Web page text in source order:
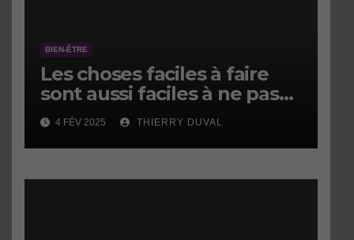
BIEN-ÊTRE
Les choses faciles à faire
sont aussi faciles à ne pas
faire.
4 FÉV 2025 THIERRY DUVAL